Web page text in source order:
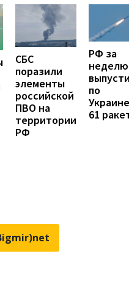
СБС
поразили
элементы
российской
ПВО на
территории
РФ
РФ за
неделю
по
Украине
61